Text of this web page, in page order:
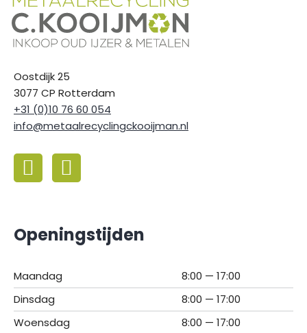
Oostdijk 25
3077 CP Rotterdam
+31 (0)10 76 60 054
info@metaalrecyclingckooijman.nl
Openingstijden
Maandag
8:00 — 17:00
Dinsdag
8:00 — 17:00
Woensdag
8:00 — 17:00